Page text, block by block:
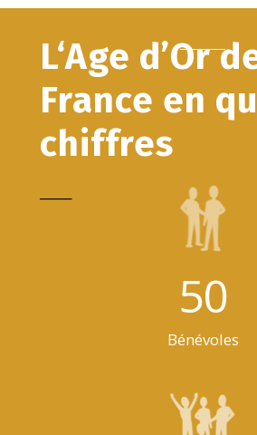
L‘Age d’Or
France en
chiffres
50
Bénévoles